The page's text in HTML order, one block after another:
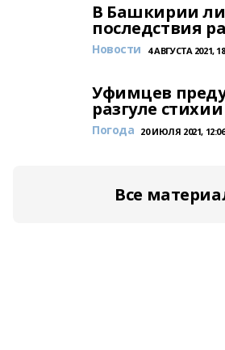
В Башкирии
последствия
Новости 4 АВГУСТА 2021,
Уфимцев
разгуле стихии
Погода 20 ИЮЛЯ 2021, 12:06
Все